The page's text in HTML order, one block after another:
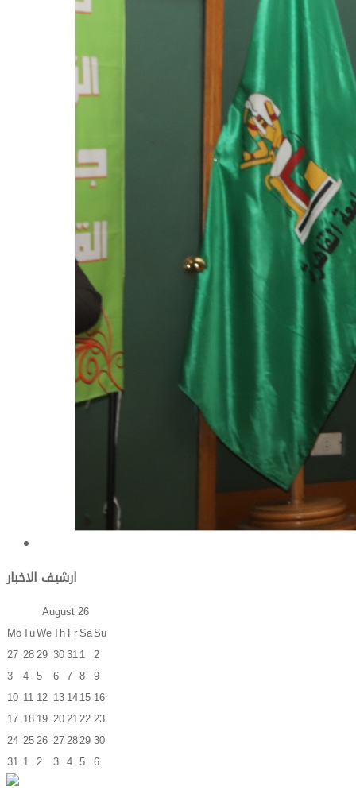
ارشيف الاخبار
August26
MoTuWeThFrSaSu
27 2829 30311 2
3 4 5 6 7 8 9
10 11 12 131415 16
17 1819 20212223
24 2526 27282930
31 1 2 3 4 5 6